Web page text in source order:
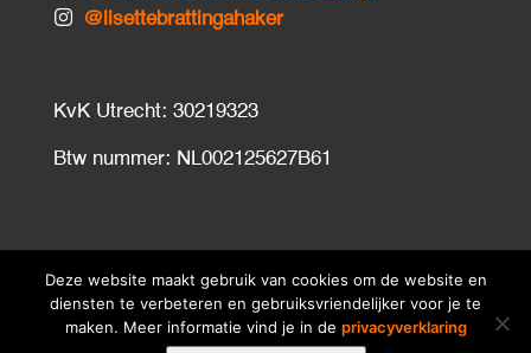
@lisettebrattingahaker
KvK Utrecht: 30219323
Btw nummer: NL002125627B61
© 2026 lisettebrattinga.nl•Disclaimer•
Deze website maakt gebruik van cookies om de website en
diensten te verbeteren en gebruiksvriendelijker voor je te
maken. Meer informatie vind je in de privacyverklaring